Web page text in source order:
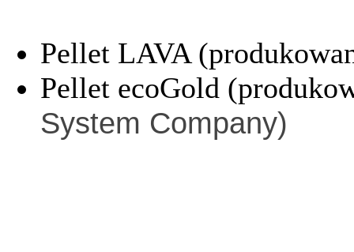
Pellet LAVA
Pellet ecoGold
System Company)